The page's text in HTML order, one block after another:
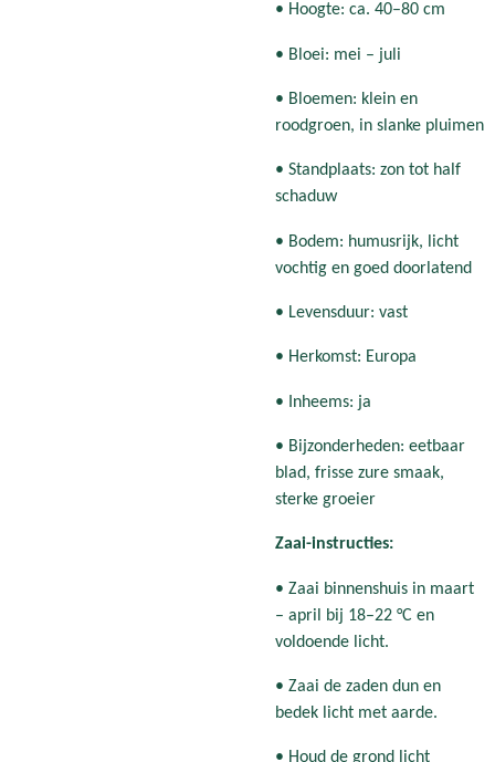
• Hoogte: ca. 40–80 cm
• Bloei: mei – juli
• Bloemen: klein en
roodgroen, in slanke pluimen
• Standplaats: zon tot half
schaduw
• Bodem: humusrijk, licht
vochtig en goed doorlatend
• Levensduur: vast
• Herkomst: Europa
• Inheems: ja
• Bijzonderheden: eetbaar
blad, frisse zure smaak,
sterke groeier
Zaai-instructies:
• Zaai binnenshuis in maart
– april bij 18–22 °C en
voldoende licht.
• Zaai de zaden dun en
bedek licht met aarde.
• Houd de grond licht